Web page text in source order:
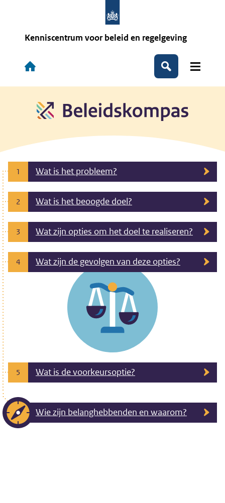
Kenniscentrum voor beleid en regelgeving
Hoofdnavigatie
Zoeken
1 Wat is het probleem?
2 Wat is het beoogde doel?
3 Wat zijn opties om het doel te realiseren?
4 Wat zijn de gevolgen van deze opties?
5 Wat is de voorkeursoptie?
Wie zijn belanghebbenden en waarom?